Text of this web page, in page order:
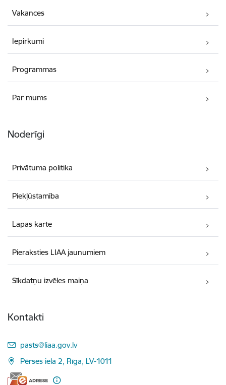
Vakances
Iepirkumi
Programmas
Par mums
Noderīgi
Privātuma politika
Piekļūstamība
Lapas karte
Pieraksties LIAA jaunumiem
Sīkdatņu izvēles maiņa
Kontakti
E-pasts:
pasts@liaa.gov.lv
Pērses iela 2, Rīga, LV-1011